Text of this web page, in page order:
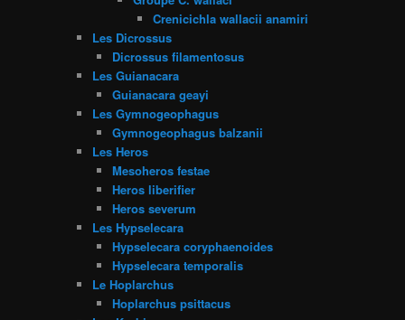
Crenicichla wallacii anamiri
Les Dicrossus
Dicrossus filamentosus
Les Guianacara
Guianacara geayi
Les Gymnogeophagus
Gymnogeophagus balzanii
Les Heros
Mesoheros festae
Heros liberifier
Heros severum
Les Hypselecara
Hypselecara coryphaenoides
Hypselecara temporalis
Le Hoplarchus
Hoplarchus psittacus